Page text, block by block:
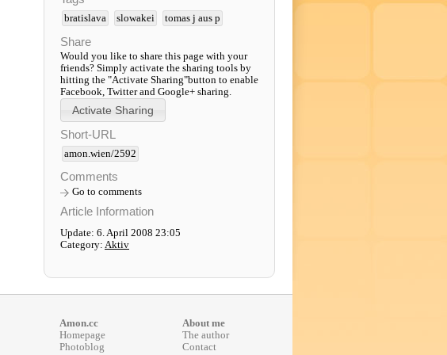
bratislava slowakei tomas j aus p
Share
Would you like to share this page with your
friends? Simply activate the sharing tools by
hitting the "Activate Sharing"button to enable
Facebook, Twitter and Google+ sharing.
Short-URL
amon.wien/2592
Comments
Go to comments
Article Information
Update: 6. April 2008 23:05
Category: Aktiv
Amon.cc
Homepage
Photoblog
About me
The author
Contact